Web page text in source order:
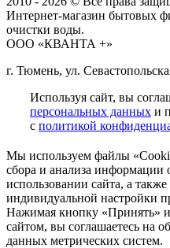
Интернет-магазин бытовых
очистки воды.
ООО «КВАНТА +»
г. Тюмень, ул.
Используя сайт, вы
персональных данных и
с политикой
Мы используем файлы
сбора и анализа информации
использовании сайта, а
индивидуальной настройки
Нажимая кнопку «Принять»
сайтом, вы соглашаетесь на
данных метрических систем.